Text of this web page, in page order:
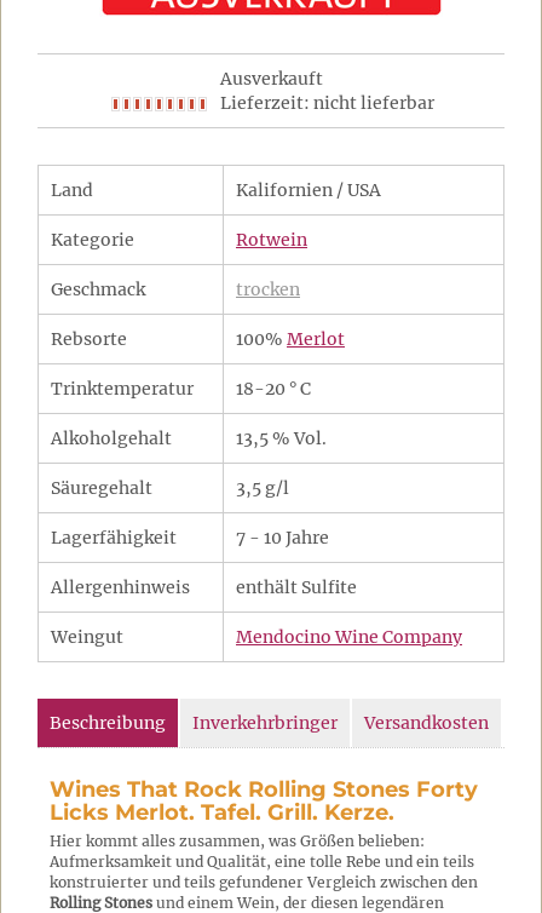
Ausverkauft
Lieferzeit: nicht lieferbar
Land Kalifornien / USA
Kategorie Rotwein
Geschmack trocken
Rebsorte 100% Merlot
Trinktemperatur 18-20 ° C
Alkoholgehalt 13,5 % Vol.
Säuregehalt 3,5 g/l
Lagerfähigkeit 7 - 10 Jahre
Allergenhinweis enthält Sulfite
Weingut Mendocino Wine Company
Beschreibung Inverkehrbringer Versandkosten
Wines That Rock Rolling Stones Forty
Licks Merlot. Tafel. Grill. Kerze.
Hier kommt alles zusammen, was Größen belieben:
Aufmerksamkeit und Qualität, eine tolle Rebe und ein teils
konstruierter und teils gefundener Vergleich zwischen den
Rolling Stones und einem Wein, der diesen legendären